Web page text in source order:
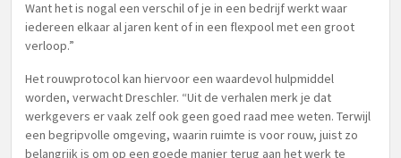
Want het is nogal een verschil of je in een bedrijf werkt waar
iedereen elkaar al jaren kent of in een flexpool met een groot
verloop.”
Het rouwprotocol kan hiervoor een waardevol hulpmiddel
worden, verwacht Dreschler. “Uit de verhalen merk je dat
werkgevers er vaak zelf ook geen goed raad mee weten. Terwijl
een begripvolle omgeving, waarin ruimte is voor rouw, juist zo
belangrijk is om op een goede manier terug aan het werk te